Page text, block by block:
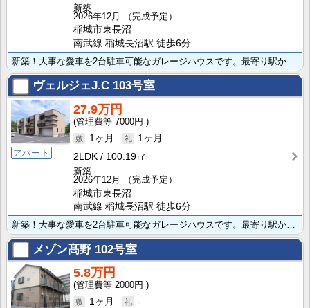
新築
2026年12月
（完成予定）
稲城市東長沼
南武線 稲城長沼駅 徒歩6分
ヴェルジェJ.C 103号室
アパート
27.9万円
7000円
1ヶ月
1ヶ月
2LDK
100.19㎡
新築
2026年12月
（完成予定）
稲城市東長沼
南武線 稲城長沼駅 徒歩6分
メゾン髙野 102号室
5.8万円
2000円
1ヶ月
-